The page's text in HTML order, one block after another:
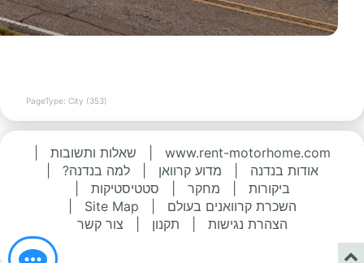
PageType: City (353)
www.rent-motorhome.com שאלות ותשובות
אודות בנדנה
מדוע קרוואן למה בנדנה?
ביקורות
מחקר סטטיסטיקות
השכרת קרוואנים בעולם
Site Map
הצהרת נגישות
תקנון צור קשר